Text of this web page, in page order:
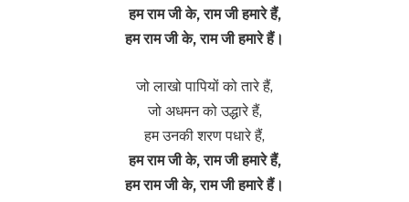
हम राम जी के, राम जी हमारे हैं,
हम राम जी के, राम जी हमारे हैं।
जो लाखो पापियों को तारे हैं,
जो अधमन को उद्धारे हैं,
हम उनकी शरण पधारे हैं,
हम राम जी के, राम जी हमारे हैं,
हम राम जी के, राम जी हमारे हैं।